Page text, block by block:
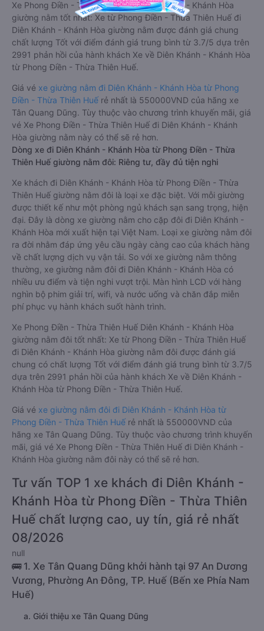
Xe Phong Điền - Thừa Thiên Huế Diên Khánh - Khánh Hòa
giường nằm tốt nhất: Xe từ Phong Điền - Thừa Thiên Huế đi
Diên Khánh - Khánh Hòa giường nằm được đánh giá chung
chất lượng Tốt với điểm đánh giá trung bình từ 3.7/5 dựa trên
2991 phản hồi của hành khách Xe về Diên Khánh - Khánh Hòa
từ Phong Điền - Thừa Thiên Huế.
Giá vé xe giường nằm đi Diên Khánh - Khánh Hòa từ Phong
Điền - Thừa Thiên Huế rẻ nhất là 550000VND của hãng xe
Tân Quang Dũng. Tùy thuộc vào chương trình khuyến mãi, giá
vé Xe Phong Điền - Thừa Thiên Huế đi Diên Khánh - Khánh
Hòa giường nằm này có thể sẽ rẻ hơn.
Dòng xe đi Diên Khánh - Khánh Hòa từ Phong Điền - Thừa
Thiên Huế giường nằm đôi: Riêng tư, đầy đủ tiện nghi
Xe khách đi Diên Khánh - Khánh Hòa từ Phong Điền - Thừa
Thiên Huế giường nằm đôi là loại xe đặc biệt. Với mỗi giường
được thiết kế như một phòng ngủ khách sạn sang trọng, hiện
đại. Đây là dòng xe giường nằm cho cặp đôi đi Diên Khánh -
Khánh Hòa mới xuất hiện tại Việt Nam. Loại xe giường nằm đôi
ra đời nhằm đáp ứng yêu cầu ngày càng cao của khách hàng
về chất lượng dịch vụ vận tải. So với xe giường nằm thông
thường, xe giường nằm đôi đi Diên Khánh - Khánh Hòa có
nhiều ưu điểm và tiện nghi vượt trội. Màn hình LCD với hàng
nghìn bộ phim giải trí, wifi, và nước uống và chăn đắp miễn
phí phục vụ hành khách suốt hành trình.
Xe Phong Điền - Thừa Thiên Huế Diên Khánh - Khánh Hòa
giường nằm đôi tốt nhất: Xe từ Phong Điền - Thừa Thiên Huế
đi Diên Khánh - Khánh Hòa giường nằm đôi được đánh giá
chung có chất lượng Tốt với điểm đánh giá trung bình từ 3.7/5
dựa trên 2991 phản hồi của hành khách Xe về Diên Khánh -
Khánh Hòa từ Phong Điền - Thừa Thiên Huế.
Giá vé xe giường nằm đôi đi Diên Khánh - Khánh Hòa từ
Phong Điền - Thừa Thiên Huế rẻ nhất là 550000VND của
hãng xe Tân Quang Dũng. Tùy thuộc vào chương trình khuyến
mãi, giá vé Xe Phong Điền - Thừa Thiên Huế đi Diên Khánh -
Khánh Hòa giường nằm đôi này có thể sẽ rẻ hơn.
Tư vấn TOP 1 xe khách đi Diên Khánh -
Khánh Hòa từ Phong Điền - Thừa Thiên
Huế chất lượng cao, uy tín, giá rẻ nhất
08/2026
null
🚌 1. Xe Tân Quang Dũng khởi hành tại 97 An Dương
Vương, Phường An Đông, TP. Huế (Bến xe Phía Nam
Huế)
a. Giới thiệu xe Tân Quang Dũng